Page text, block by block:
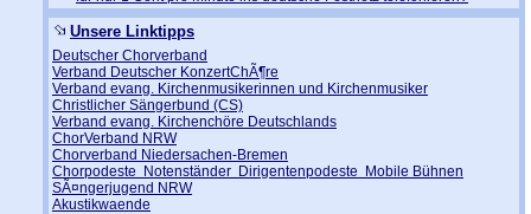
Unsere Linktipps
Deutscher Chorverband
Verband Deutscher KonzertChÃ¶re
Verband evang. Kirchenmusikerinnen und Kirchenmusiker
Christlicher Sängerbund (CS)
Verband evang. Kirchenchöre Deutschlands
ChorVerband NRW
Chorverband Niedersachen-Bremen
Chorpodeste Notenständer Dirigentenpodeste Mobile Bühnen
SÃ¤ngerjugend NRW
Akustikwaende